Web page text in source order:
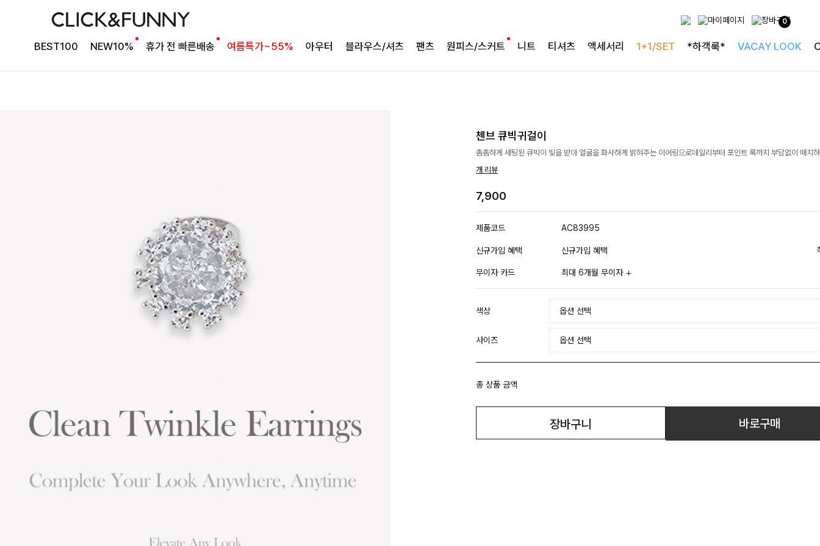
0
BEST100 NEW10% 휴가 전 빠른배송 여름특가~55% 아우터 블라우스/셔츠 팬츠 원피스/스커트 니트 티셔츠 액세서리 1+1/SET *하객룩* VACAY LOOK
첸브 큐빅귀걸이
촘촘하게 세팅된 큐빅이 빛을 받아 얼굴을 화사하게 밝혀주는 이어링으로데일리부터 포인트 룩까지 부담없이 매치
개 리뷰
7,900
제품코드 AC83995
신규가입 혜택 신규가입 혜택
무이자 카드 최대 6개월 무이자
색상
사이즈
총 상품 금액
장바구니 바로구매